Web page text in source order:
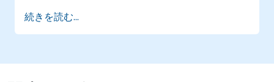
ChatGPTを役立てる
事務作業の自動処理にChatGPTを利用する方
特定の教育・研修ニーズに応じた独自の
続きを読む...